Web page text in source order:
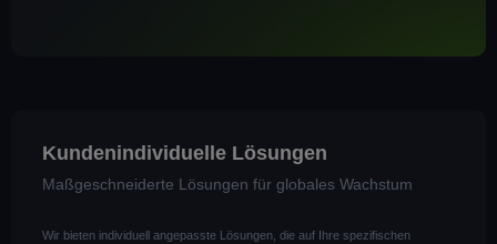
Kundenindividuelle Lösungen
Maßgeschneiderte Lösungen für globales Wachstum
Wir bieten individuell angepasste Lösungen, die auf Ihre spezifischen